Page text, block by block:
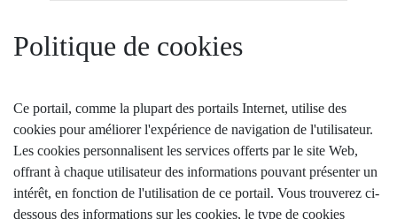
Politique de cookies
Ce portail, comme la plupart des portails Internet, utilise des
cookies pour améliorer l'expérience de navigation de l'utilisateur.
Les cookies personnalisent les services offerts par le site Web,
offrant à chaque utilisateur des informations pouvant présenter un
intérêt, en fonction de l'utilisation de ce portail. Vous trouverez ci-
dessous des informations sur les cookies, le type de cookies